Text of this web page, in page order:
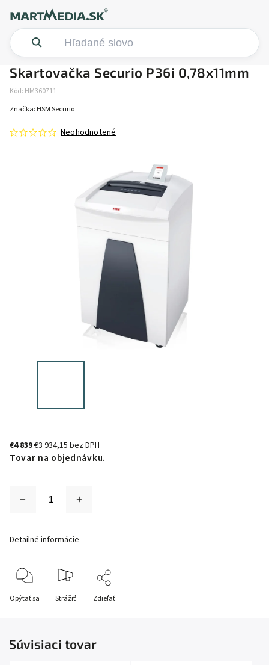
Skartovačka Securio P36i 0,78x11mm
Kód: HM360711
Neohodnotené
Značka: HSM Securio
€4 839€3 934,15 bez DPH
Tovar na objednávku.
Detailné informácie
Opýtať sa Strážiť Zdieľať
Súvisiaci tovar